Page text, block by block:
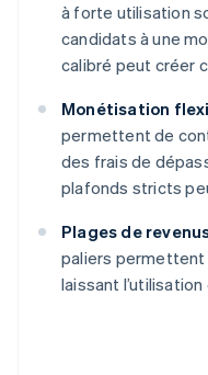
à forte utilisation
candidats à une
calibré peut créer
Monétisation
permettent de
des frais de
plafonds stricts
Plages de
paliers permettent
laissant l’utilisation